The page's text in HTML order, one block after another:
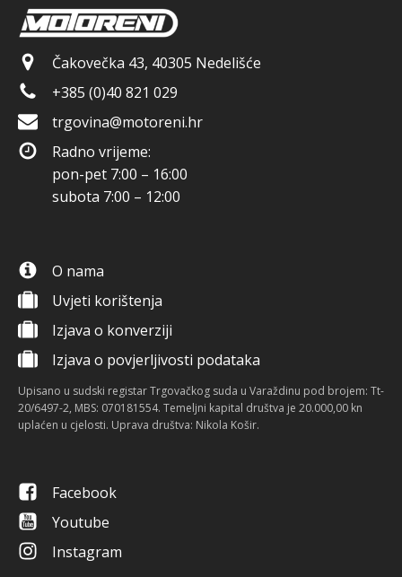
Čakovečka 43, 40305 Nedelišće
+385 (0)40 821 029
trgovina@motoreni.hr
Radno vrijeme:
pon-pet 7:00 – 16:00
subota 7:00 – 12:00
O nama
Uvjeti korištenja
Izjava o konverziji
Izjava o povjerljivosti podataka
Upisano u sudski registar Trgovačkog suda u Varaždinu pod brojem: Tt-
20/6497-2, MBS: 070181554. Temeljni kapital društva je 20.000,00 kn
uplaćen u cjelosti. Uprava društva: Nikola Košir.
Facebook
Youtube
Instagram